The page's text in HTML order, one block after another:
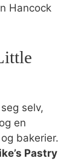
Hancock
selv,
en
bakerier.
Pastry